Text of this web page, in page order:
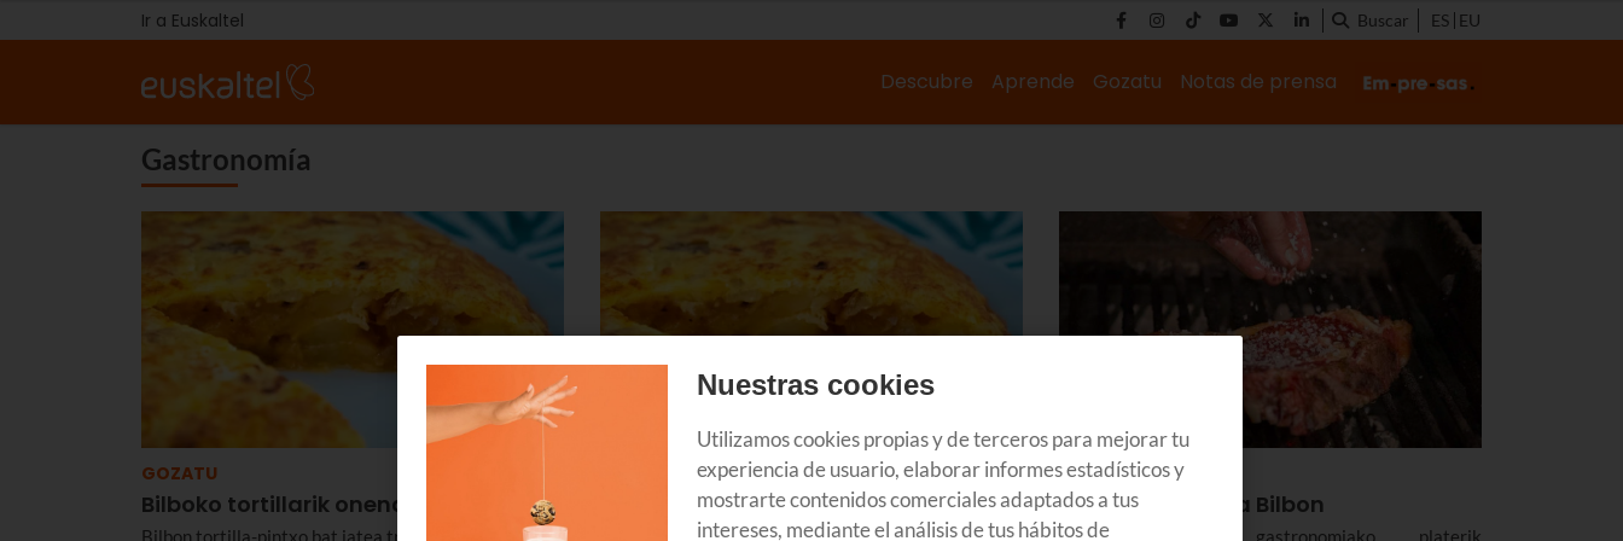
Ir a Euskaltel Buscar ES EU
Descubre Aprende Gozatu Notas de prensa
Gastronomía
GOZATU
Bilboko tortillarik onena
Bilbon tortilla-pintxo bat jatea tradizio atsegin bat da
Mejores tortillas de Bilbao
Tomarse un pintxo de tortilla en Bilbao es una
GOZATU
Non jan txuletoia Bilbon
Txuletoia gure gastronomiako platerik
Nuestras cookies
Utilizamos cookies propias y de terceros para mejorar tu
experiencia de usuario, elaborar informes estadísticos y
mostrarte contenidos comerciales adaptados a tus
intereses, mediante el análisis de tus hábitos de